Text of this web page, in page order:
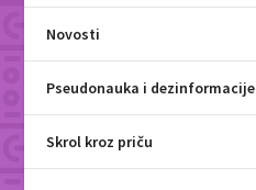
Novosti
Pseudonauka i dezinformacije
Skrol kroz priču